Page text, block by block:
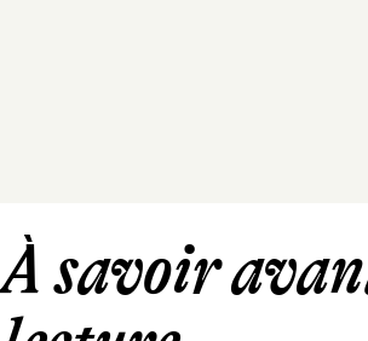
À savoir